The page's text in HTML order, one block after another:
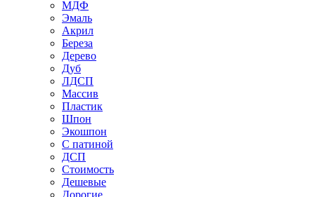
МДФ
Эмаль
Акрил
Береза
Дерево
Дуб
ЛДСП
Массив
Пластик
Шпон
Экошпон
С патиной
ДСП
Стоимость
Дешевые
Дорогие